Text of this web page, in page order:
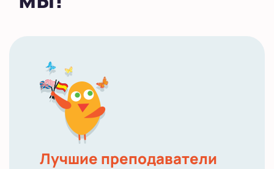
Лучшие преподаватели